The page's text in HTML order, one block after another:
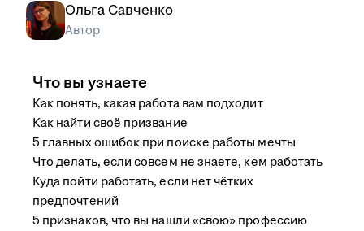
Ольга Савченко
Автор
Что вы узнаете
Как понять, какая работа вам подходит
Как найти своё призвание
5 главных ошибок при поиске работы мечты
Что делать, если совсем не знаете, кем работать
Куда пойти работать, если нет чётких
предпочтений
5 признаков, что вы нашли «свою» профессию